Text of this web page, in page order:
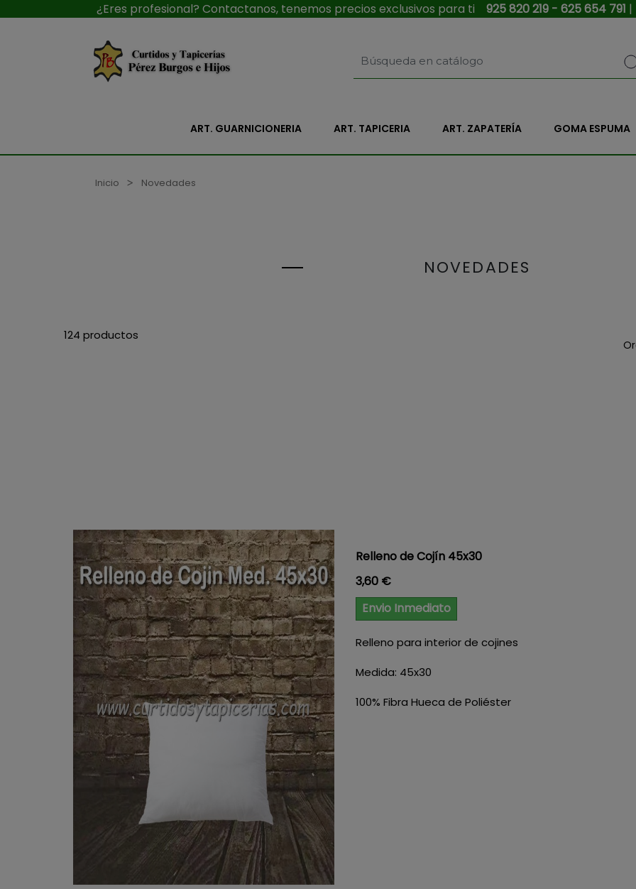
¿Eres profesional? Contactanos, tenemos precios exclusivos para ti 925 820 219 - 625 654 791 |
ART. GUARNICIONERIA ART. TAPICERIA ART. ZAPATERÍA GOMA ESPUMA
Inicio Novedades
NOVEDADES
124 productos
Relleno de Cojín 45x30
Precio
3,60 €
Envio Inmediato
Relleno para interior de cojines
Medida: 45x30
100% Fibra Hueca de Poliéster